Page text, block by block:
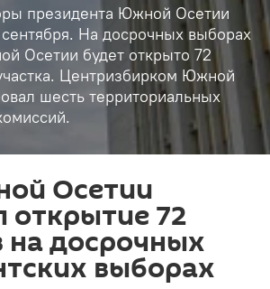
президента Южной Осетии
На досрочных выборах
Осетии будет открыто 72
Центризбирком Южной
шесть территориальных
Осетии
открытие 72
на досрочных
выборах